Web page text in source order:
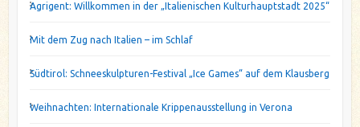
Agrigent: Willkommen in der „Italienischen Kulturhauptstadt 2025“
Mit dem Zug nach Italien – im Schlaf
Südtirol: Schneeskulpturen-Festival „Ice Games“ auf dem Klausberg
Weihnachten: Internationale Krippenausstellung in Verona